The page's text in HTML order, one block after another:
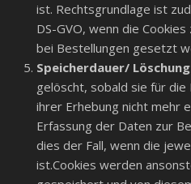
ist. Rechtsgrundlage ist
DS-GVO, wenn die
bei Bestellungen gesetzt
Speicherdauer/
gelöscht, sobald sie für die
ihrer Erhebung nicht mehr
Erfassung der Daten zur
dies der Fall, wenn die
ist.Cookies werden